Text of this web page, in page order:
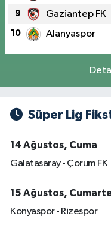
9 Gaziantep FK
10 Alanyaspor
Süper Lig
14 Ağustos, Cuma
Galatasaray - Çorum FK
15 Ağustos,
Konyaspor - Rizespor